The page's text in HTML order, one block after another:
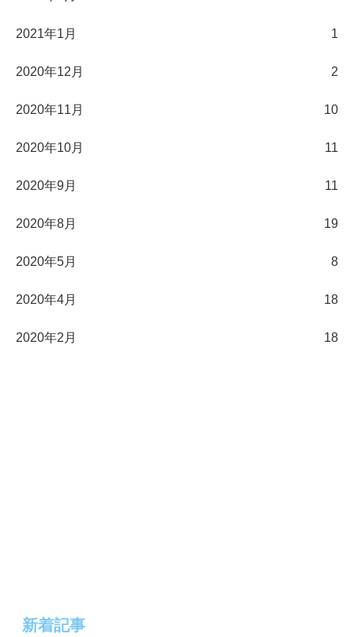
2021年1月 1
2020年12月 2
2020年11月 10
2020年10月 11
2020年9月 11
2020年8月 19
2020年5月 8
2020年4月 18
2020年2月 18
新着記事